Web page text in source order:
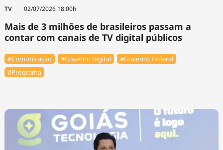
Cinema
Infraestrutura
TV 02/07/2026 18:00h
Mais de 3 milhões de brasileiros passam a
contar com canais de TV digital públicos
#Comunicação #Governo Digital
#Governo Federal
#Programa